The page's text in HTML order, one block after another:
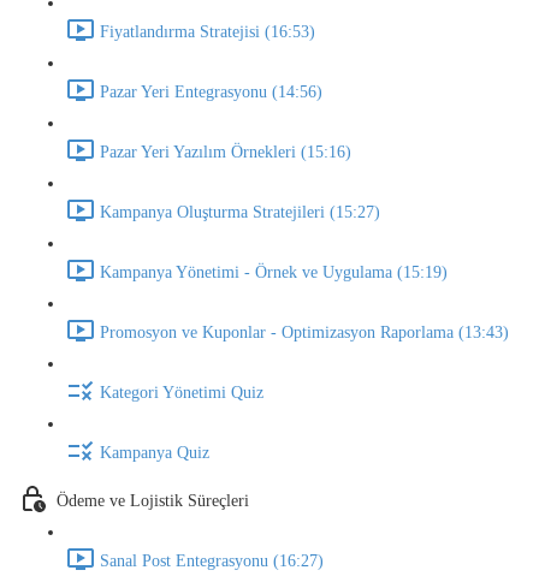
Fiyatlandırma Stratejisi (16:53)
Pazar Yeri Entegrasyonu (14:56)
Pazar Yeri Yazılım Örnekleri (15:16)
Kampanya Oluşturma Stratejileri (15:27)
Kampanya Yönetimi - Örnek ve Uygulama (15:19)
Promosyon ve Kuponlar - Optimizasyon Raporlama (13:43)
Kategori Yönetimi Quiz
Kampanya Quiz
Ödeme ve Lojistik Süreçleri
Sanal Post Entegrasyonu (16:27)